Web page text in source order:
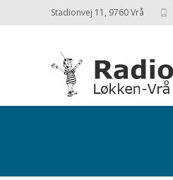
Stadionvej 11, 9760 Vrå